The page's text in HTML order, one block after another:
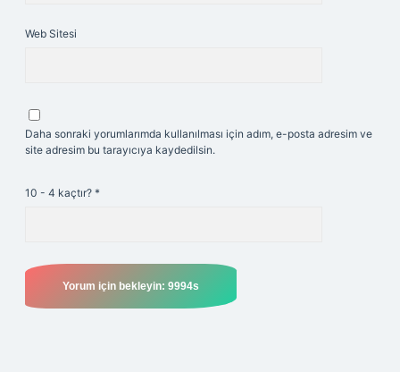
Web Sitesi
Daha sonraki yorumlarımda kullanılması için adım, e-posta adresim ve
site adresim bu tarayıcıya kaydedilsin.
10 - 4 kaçtır? *